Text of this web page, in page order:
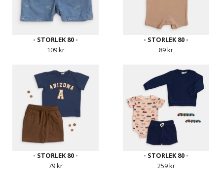
- STORLEK 80 -
109 kr
- STORLEK 80 -
89 kr
- STORLEK 80 -
79 kr
- STORLEK 80 -
259 kr